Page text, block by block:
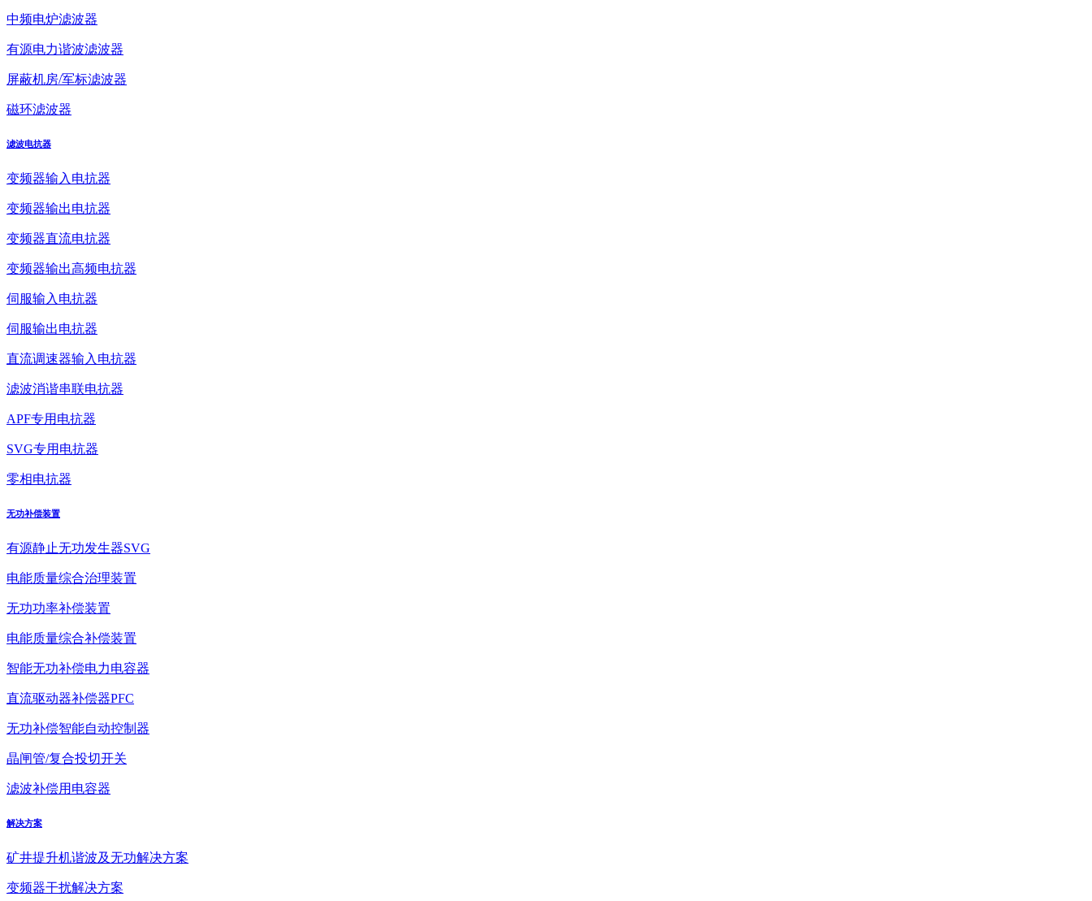
中频电炉滤波器
有源电力谐波滤波器
屏蔽机房/军标滤波器
磁环滤波器
滤波电抗器
变频器输入电抗器
变频器输出电抗器
变频器直流电抗器
变频器输出高频电抗器
伺服输入电抗器
伺服输出电抗器
直流调速器输入电抗器
滤波消谐串联电抗器
APF专用电抗器
SVG专用电抗器
零相电抗器
无功补偿装置
有源静止无功发生器SVG
电能质量综合治理装置
无功功率补偿装置
电能质量综合补偿装置
智能无功补偿电力电容器
直流驱动器补偿器PFC
无功补偿智能自动控制器
晶闸管/复合投切开关
滤波补偿用电容器
解决方案
矿井提升机谐波及无功解决方案
变频器干扰解决方案